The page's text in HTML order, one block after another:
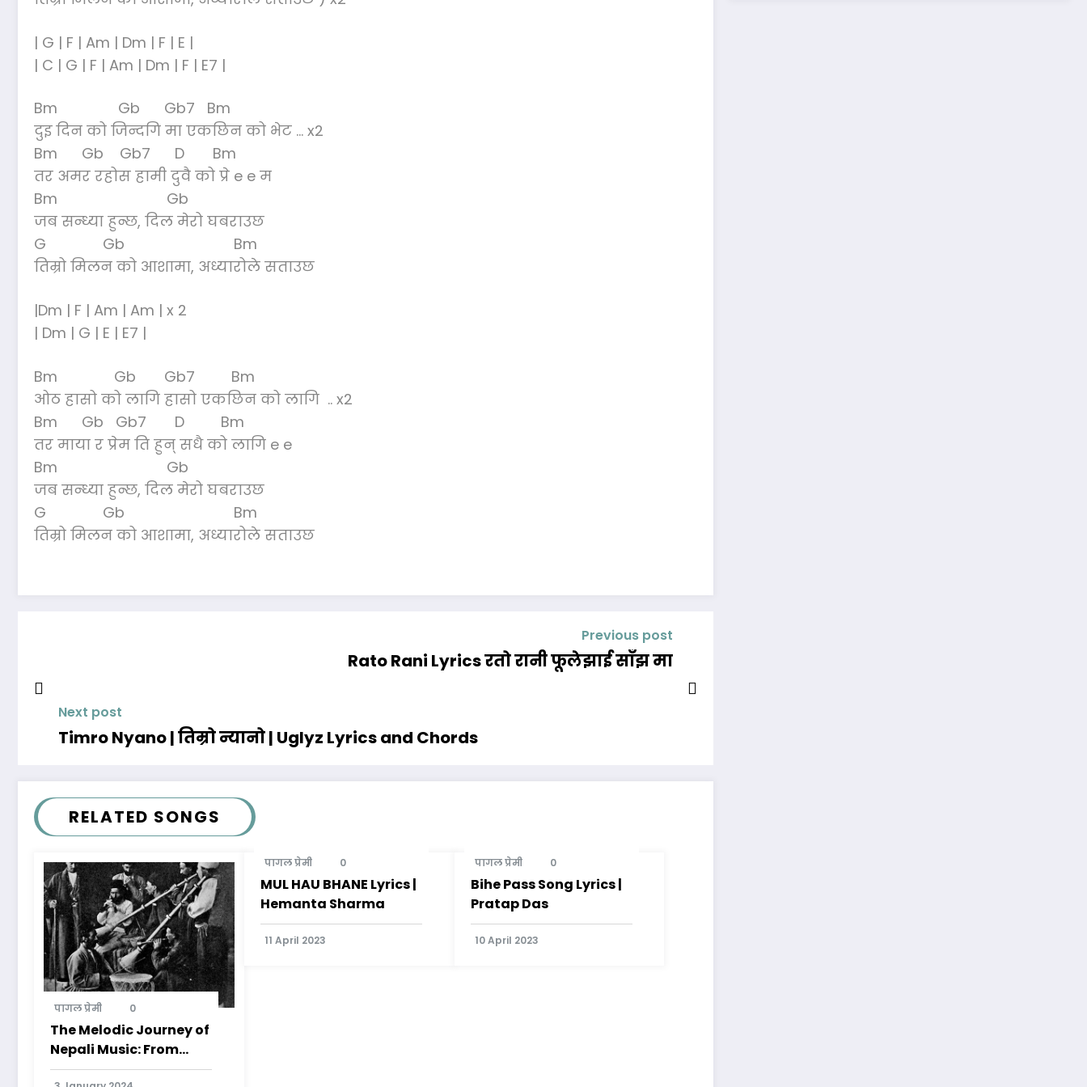
| G | F | Am | Dm | F | E |
| C | G | F | Am | Dm | F | E7 |
Bm Gb Gb7 Bm
दुइ दिन को जिन्दगि मा एकछिन को भेट … x2
Bm Gb Gb7 D Bm
तर अमर रहोस हामी दुवै को प्रे e e म
Bm Gb
जब सन्ध्या हुन्छ, दिल मेरो घबराउछ
G Gb Bm
तिम्रो मिलन को आशामा, अध्यारोले सताउछ
|Dm | F | Am | Am | x 2
| Dm | G | E | E7 |
Bm Gb Gb7 Bm
ओठ हासो को लागि हासो एकछिन को लागि .. x2
Bm Gb Gb7 D Bm
तर माया र प्रेम ति हुन् सधै को लागि e e
Bm Gb
जब सन्ध्या हुन्छ, दिल मेरो घबराउछ
G Gb Bm
तिम्रो मिलन को आशामा, अध्यारोले सताउछ
Previous post
Rato Rani Lyrics रतो रानी फूलेझाई साँझ मा
Next post
Timro Nyano | तिम्रो न्यानो | Uglyz Lyrics and Chords
RELATED SONGS
पागल प्रेमी 0
The Melodic Journey of
Nepali Music: From
Traditional
पागल प्रेमी 0
MUL HAU BHANE Lyrics |
Hemanta Sharma
11 April 2023
पागल प्रेमी 0
Bihe Pass Song Lyrics |
Pratap Das
10 April 2023